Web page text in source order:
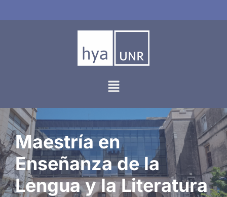
Maestría en
Enseñanza de la
Lengua y la Literatura